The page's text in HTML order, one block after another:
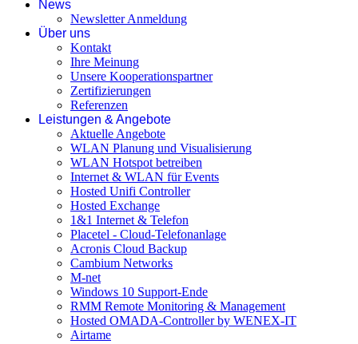
News
Newsletter Anmeldung
Über uns
Kontakt
Ihre Meinung
Unsere Kooperationspartner
Zertifizierungen
Referenzen
Leistungen & Angebote
Aktuelle Angebote
WLAN Planung und Visualisierung
WLAN Hotspot betreiben
Internet & WLAN für Events
Hosted Unifi Controller
Hosted Exchange
1&1 Internet & Telefon
Placetel - Cloud-Telefonanlage
Acronis Cloud Backup
Cambium Networks
M-net
Windows 10 Support-Ende
RMM Remote Monitoring & Management
Hosted OMADA-Controller by WENEX-IT
Airtame